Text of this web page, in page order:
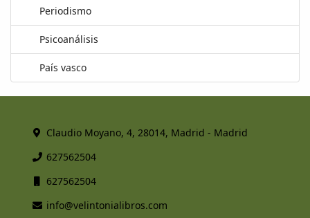
Periodismo
Psicoanálisis
País vasco
Claudio Moyano, 4, 28014, Madrid - Madrid
627562504
627562504
info@velintonialibros.com